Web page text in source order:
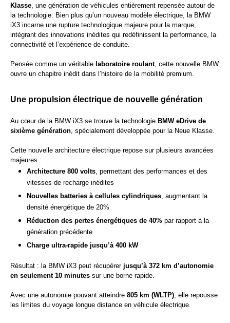
Klasse , une génération de véhicules entièrement repensée autour de
la technologie. Bien plus qu’un nouveau modèle électrique, la BMW
iX3 incarne une rupture technologique majeure pour la marque,
intégrant des innovations inédites qui redéfinissent la performance, la
connectivité et l’expérience de conduite.
Pensée comme un véritable laboratoire roulant, cette nouvelle BMW
ouvre un chapitre inédit dans l’histoire de la mobilité premium.
Une propulsion électrique de nouvelle génération
Au cœur de la BMW iX3 se trouve la technologie BMW eDrive de
sixième génération , spécialement développée pour la Neue Klasse.
Cette nouvelle architecture électrique repose sur plusieurs avancées
majeures :
Architecture 800 volts , permettant des performances et des
vitesses de recharge inédites
Nouvelles batteries à cellules cylindriques , augmentant la
densité énergétique de 20%
Réduction des pertes énergétiques de 40% par rapport à la
génération précédente
Charge ultra-rapide jusqu’à 400 kW
Résultat : la BMW iX3 peut récupérer jusqu’à 372 km d’autonomie
en seulement 10 minutes sur une borne rapide.
Avec une autonomie pouvant atteindre 805 km (WLTP), elle repousse
les limites du voyage longue distance en véhicule électrique.